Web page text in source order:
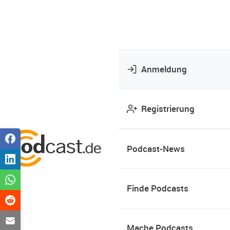
Anmeldung
Registrierung
Podcast-News
Finde Podcasts